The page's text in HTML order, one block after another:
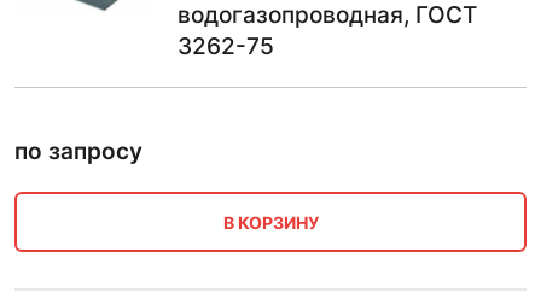
водогазопроводная, ГОСТ
3262-75
по запросу
В КОРЗИНУ